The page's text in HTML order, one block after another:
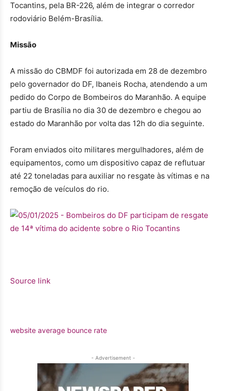
Tocantins, pela BR-226, além de integrar o corredor
rodoviário Belém-Brasília.
Missão
A missão do CBMDF foi autorizada em 28 de dezembro
pelo governador do DF, Ibaneis Rocha, atendendo a um
pedido do Corpo de Bombeiros do Maranhão. A equipe
partiu de Brasília no dia 30 de dezembro e chegou ao
estado do Maranhão por volta das 12h do dia seguinte.
Foram enviados oito militares mergulhadores, além de
equipamentos, como um dispositivo capaz de reflutuar
até 22 toneladas para auxiliar no resgate às vítimas e na
remoção de veículos do rio.
Source link
website average bounce rate
- Advertisement -